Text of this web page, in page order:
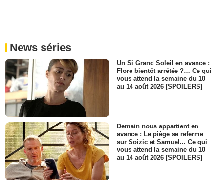
News séries
Un Si Grand Soleil en avance :
Flore bientôt arrêtée ?… Ce qui
vous attend la semaine du 10
au 14 août 2026 [SPOILERS]
Demain nous appartient en
avance : Le piège se referme
sur Soizic et Samuel... Ce qui
vous attend la semaine du 10
au 14 août 2026 [SPOILERS]